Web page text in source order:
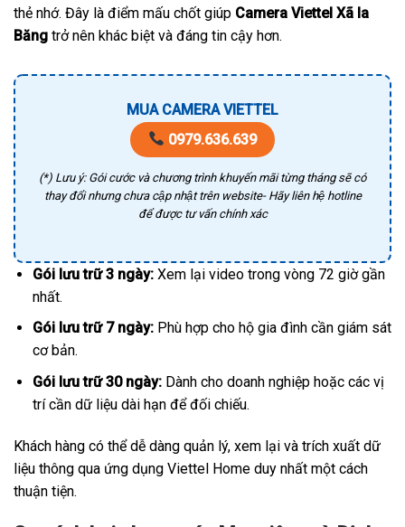
thẻ nhớ. Đây là điểm mấu chốt giúp Camera Viettel Xã Ia
Băng trở nên khác biệt và đáng tin cậy hơn.
MUA CAMERA VIETTEL
0979.636.639
(*) Lưu ý: Gói cước và chương trình khuyến mãi từng tháng sẽ có
thay đổi nhưng chưa cập nhật trên website- Hãy liên hệ hotline
để được tư vấn chính xác
Gói lưu trữ 3 ngày:Xem lại video trong vòng 72 giờ gần
nhất.
Gói lưu trữ 7 ngày:Phù hợp cho hộ gia đình cần giám sát
cơ bản.
Gói lưu trữ 30 ngày:Dành cho doanh nghiệp hoặc các vị
trí cần dữ liệu dài hạn để đối chiếu.
Khách hàng có thể dễ dàng quản lý, xem lại và trích xuất dữ
liệu thông qua ứng dụng Viettel Home duy nhất một cách
thuận tiện.